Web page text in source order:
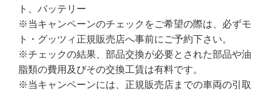
ト、バッテリー
※当キャンペーンのチェックをご希望の際は、必ずモ
ト・グッツィ正規販売店へ事前にご予約下さい。
※チェックの結果、部品交換が必要とされた部品や油
脂類の費用及びその交換工賃は有料です。
※当キャンペーンには、正規販売店までの車両の引取